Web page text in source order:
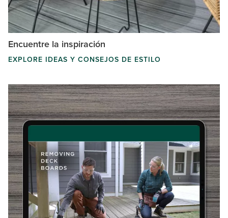
Encuentre la inspiración
EXPLORE IDEAS Y CONSEJOS DE ESTILO